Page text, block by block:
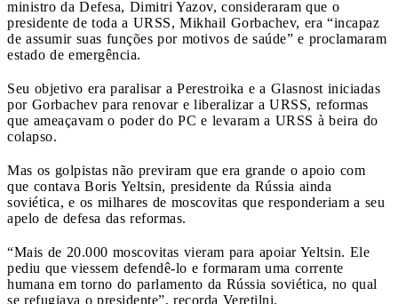
ministro da Defesa, Dimitri Yazov, consideraram que o
presidente de toda a URSS, Mikhail Gorbachev, era “incapaz
de assumir suas funções por motivos de saúde” e proclamaram
estado de emergência.
Seu objetivo era paralisar a Perestroika e a Glasnost iniciadas
por Gorbachev para renovar e liberalizar a URSS, reformas
que ameaçavam o poder do PC e levaram a URSS à beira do
colapso.
Mas os golpistas não previram que era grande o apoio com
que contava Boris Yeltsin, presidente da Rússia ainda
soviética, e os milhares de moscovitas que responderiam a seu
apelo de defesa das reformas.
“Mais de 20.000 moscovitas vieram para apoiar Yeltsin. Ele
pediu que viessem defendê-lo e formaram uma corrente
humana em torno do parlamento da Rússia soviética, no qual
se refugiava o presidente”, recorda Veretilni.